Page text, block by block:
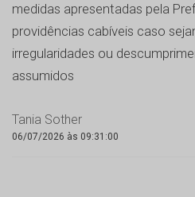
medidas apresentadas pela
providências cabíveis caso
irregularidades ou
assumidos
Tania Sother
06/07/2026 às 09:31:00